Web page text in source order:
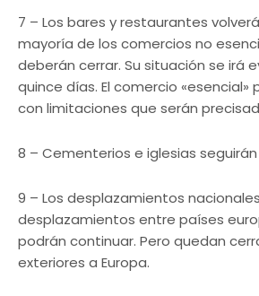
7 – Los bares y restaurantes
mayoría de los comercios no
deberán cerrar. Su situación se irá
quince días. El comercio «esencial»
con limitaciones que serán
8 – Cementerios e iglesias
9 – Los desplazamientos
desplazamientos entre países
podrán continuar. Pero quedan
exteriores a Europa.